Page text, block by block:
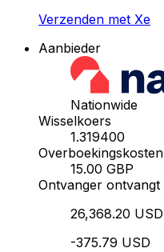
Verzenden met Xe
Aanbieder
Nationwide
Wisselkoers
1.319400
Overboekingskosten
15.00 GBP
Ontvanger ontvangt
26,368.20 USD
-375.79 USD